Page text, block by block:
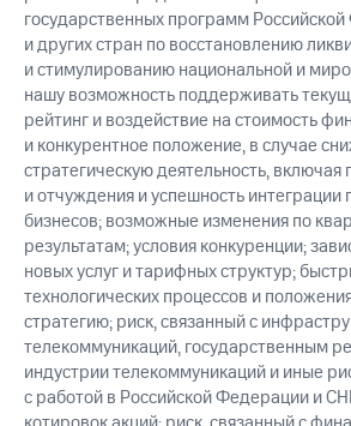
государственных программ
и других стран по восстановлению
и стимулированию национальной и
нашу возможность поддерживать
рейтинг и воздействие на стоимость
и конкурентное положение, в случае
стратегическую деятельность, включая
и отчуждения и успешность
бизнесов; возможные изменения по
результатам; условия конкуренции;
новых услуг и тарифных структур;
технологических процессов и
стратегию; риск, связанный с
телекоммуникаций, государственным
индустрии телекоммуникаций и иные
с работой в Российской Федерации и